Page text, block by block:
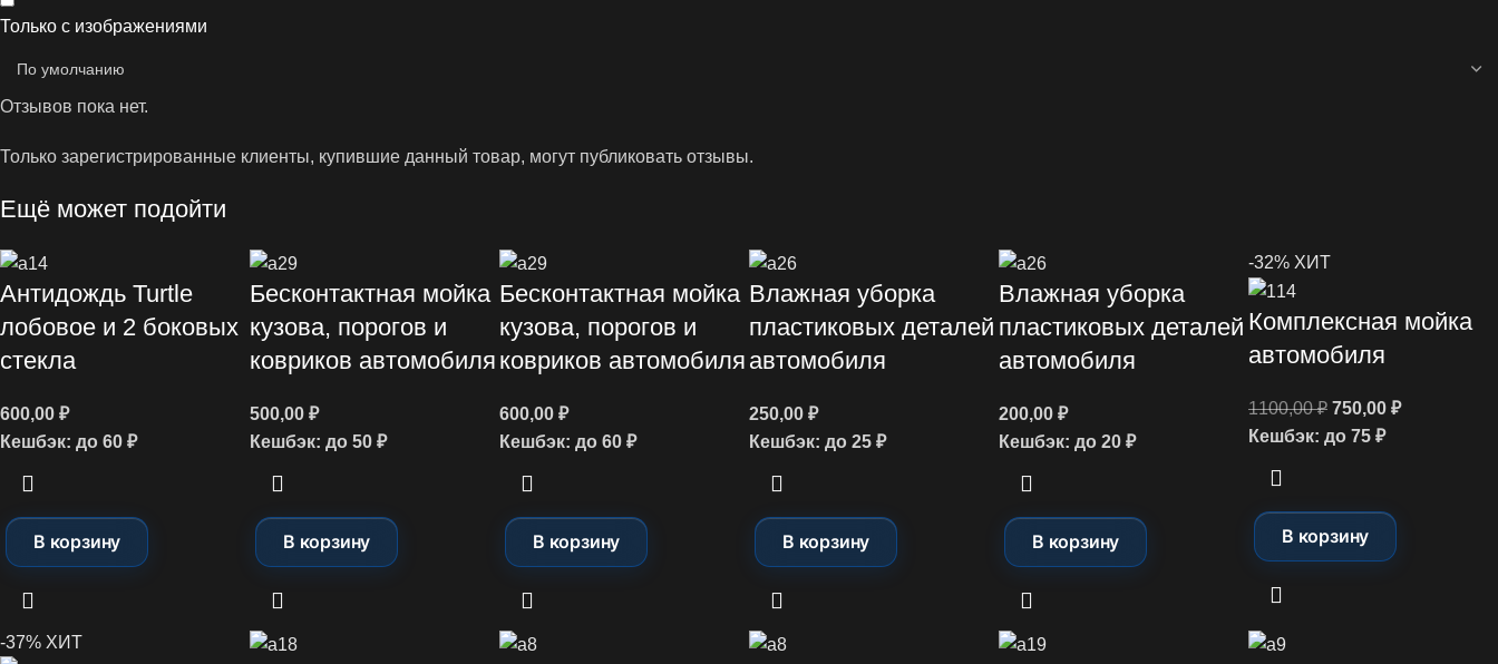
Только с изображениями
Отзывов пока нет.
Только зарегистрированные клиенты, купившие данный товар, могут публиковать отзывы.
Ещё может подойти
Антидождь Turtle
лобовое и 2 боковых
стекла
600,00 ₽
Кешбэк: до 60 ₽
В корзину
Бесконтактная мойка
кузова, порогов и
ковриков автомобиля
500,00 ₽
Кешбэк: до 50 ₽
В корзину
Бесконтактная мойка
кузова, порогов и
ковриков автомобиля
600,00 ₽
Кешбэк: до 60 ₽
В корзину
Влажная уборка
пластиковых деталей
автомобиля
250,00 ₽
Кешбэк: до 25 ₽
В корзину
Влажная уборка
пластиковых деталей
автомобиля
200,00 ₽
Кешбэк: до 20 ₽
В корзину
-32% ХИТ
Комплексная мойка
автомобиля
1100,00₽ 750,00 ₽
Кешбэк: до 75 ₽
В корзину
-37% ХИТ